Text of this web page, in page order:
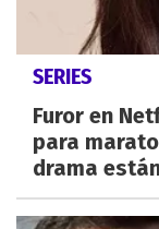
SERIES
Furor en
para
drama